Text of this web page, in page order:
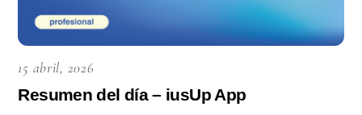
15 abril, 2026
Resumen del día – iusUp App